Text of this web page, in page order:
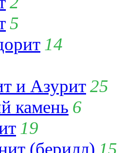
5
14
и Азурит25
камень 6
19
(берилл) 15